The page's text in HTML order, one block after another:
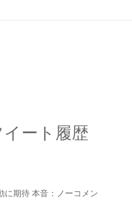
ート履歴
に期待 本音：ノーコメン